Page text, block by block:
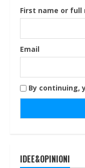
First name or full
Email
By continuing,
IDEE&OPINIONI